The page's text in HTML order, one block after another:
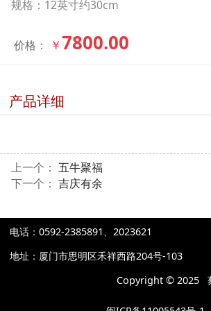
规格：12英寸约30cm
价格： ￥7800.00
产品详细
上一个： 五牛聚福
下一个： 吉庆有余
电话：0592-2385891、2023621
地址：厦门市思明区禾祥西路204号-103
Copyright © 2025